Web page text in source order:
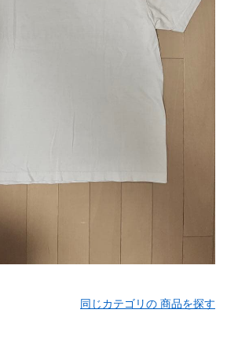
同じカテゴリの 商品を探す